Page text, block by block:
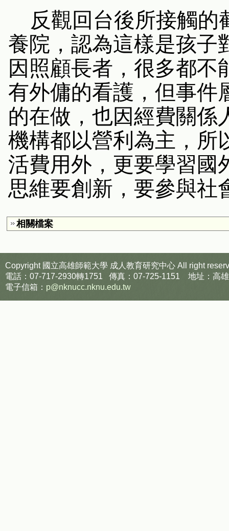
反觀回台後所接觸
養院，認為這樣是孩子
因照顧長者，很多都不
有外傭的看護，但事件
的在做，也因經費關係
機構都以營利為主，所
活費用外，更要學習國
思維要創新，要參與社
相關檔案
Copyright 國立高雄師範大學 成人教育研究中心 All right
電話：07-717-2930轉1751 傳真：07-725-1151 地址：高
電子信箱： p@nknucc.nknu.edu.tw